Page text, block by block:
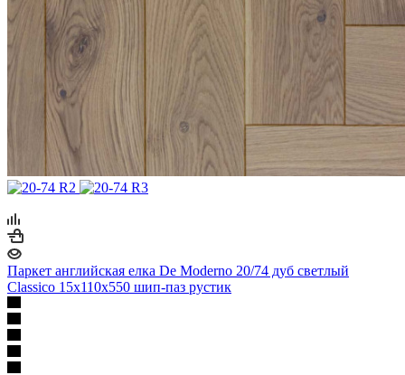
Паркет английская елка De Moderno 20/74 дуб светлый
Classico 15х110х550 шип-паз рустик